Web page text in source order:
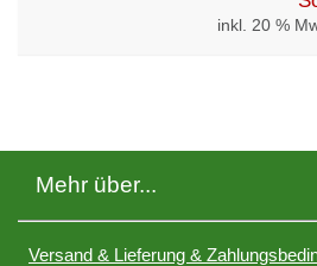
inkl. 20 %
Mehr über...
Versand & Lieferung &